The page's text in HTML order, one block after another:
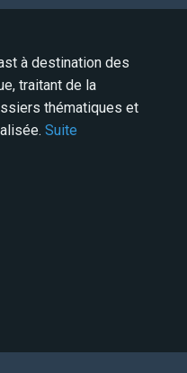
à destination des
traitant de la
thématiques et
Suite